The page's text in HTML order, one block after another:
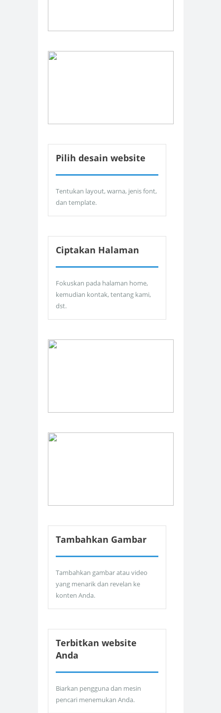
Pilih desain website
Tentukan layout, warna, jenis font,
dan template.
Ciptakan Halaman
Fokuskan pada halaman home,
kemudian kontak, tentang kami,
dst.
Tambahkan Gambar
Tambahkan gambar atau video
yang menarik dan revelan ke
konten Anda.
Terbitkan website
Anda
Biarkan pengguna dan mesin
pencari menemukan Anda.